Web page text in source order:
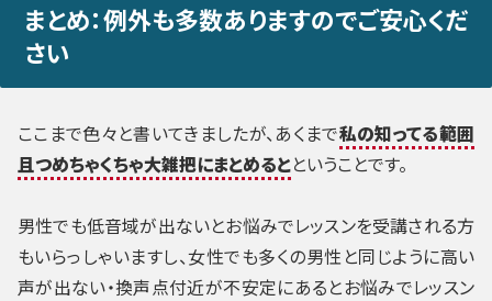
まとめ：例外も多数ありますのでご安心くだ
さい
ここまで色々と書いてきましたが、あくまで私の知ってる範囲
且つめちゃくちゃ大雑把にまとめるとということです。
男性でも低音域が出ないとお悩みでレッスンを受講される方
もいらっしゃいますし、女性でも多くの男性と同じように高い
声が出ない・換声点付近が不安定にあるとお悩みでレッスン